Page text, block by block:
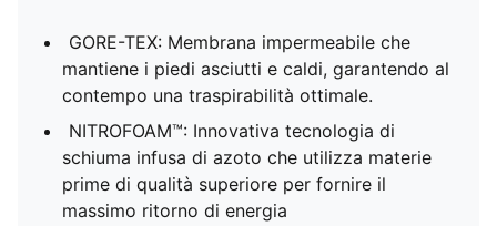
GORE-TEX: Membrana impermeabile che
mantiene i piedi asciutti e caldi, garantendo al
contempo una traspirabilità ottimale.
NITROFOAM™: Innovativa tecnologia di
schiuma infusa di azoto che utilizza materie
prime di qualità superiore per fornire il
massimo ritorno di energia